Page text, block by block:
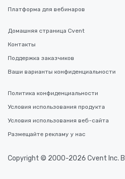
Платформа для вебинаров
Домашняя страница Cvent
Контакты
Поддержка заказчиков
Ваши варианты конфиденциальности
Политика конфиденциальности
Условия использования продукта
Условия использования веб-сайта
Размещайте рекламу у нас
Copyright © 2000-2026 Cvent Inc.